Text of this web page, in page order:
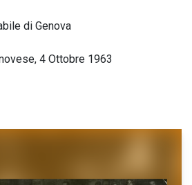
di Genova
4 Ottobre 1963